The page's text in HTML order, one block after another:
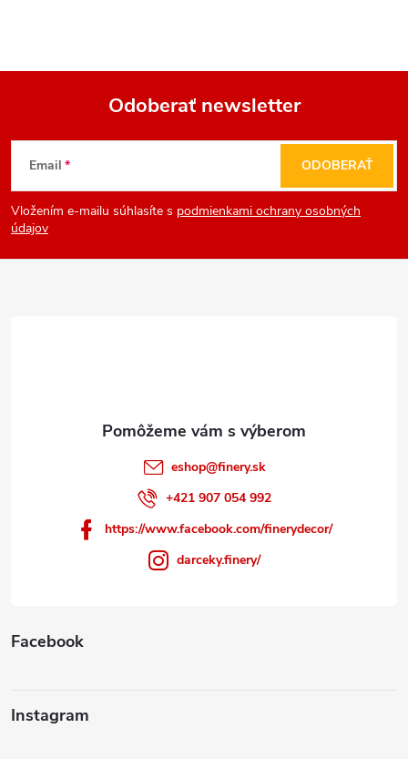
Z
á
p
Odoberať newsletter
Email
Vložením e-mailu súhlasíte s podmienkami ochrany osobných
údajov
ODOBERAŤ
eshop@finery.sk
+421 907 054 992
https://www.facebook.com/finerydecor/
darceky.finery/
Facebook
Instagram